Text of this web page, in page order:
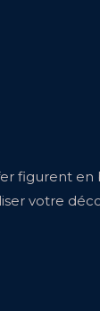
figurent
votre